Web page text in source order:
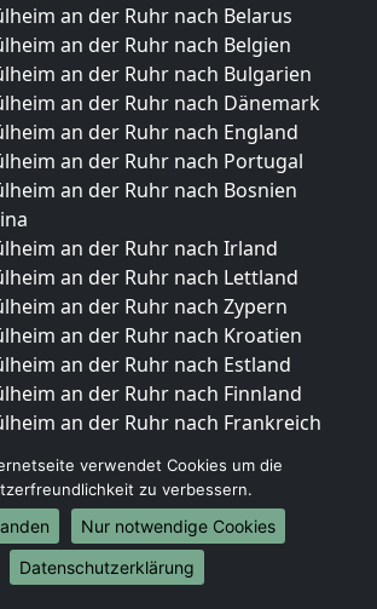
an der Ruhr nach Belarus
an der Ruhr nach Belgien
an der Ruhr nach Bulgarien
an der Ruhr nach Dänemark
an der Ruhr nach England
an der Ruhr nach Portugal
an der Ruhr nach Bosnien
an der Ruhr nach Irland
an der Ruhr nach Lettland
an der Ruhr nach Zypern
an der Ruhr nach Kroatien
an der Ruhr nach Estland
an der Ruhr nach Finnland
an der Ruhr nach Frankreich
an der Ruhr nach Italien
an der Ruhr nach Liechtenstein
an der Ruhr nach Luxemburg
an der Ruhr nach Niederlande
verwendet Cookies um die
zu verbessern.
Nur notwendige Cookies
Datenschutzerklärung